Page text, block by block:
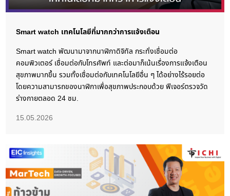
Smart watch เทคโนโลยีที่มากกว่าการแจ้งเตือน
Smart watch พัฒนามาจากนาฬิกาดิจิทัล กระทั่งเชื่อมต่อ
คอมพิวเตอร์ เชื่อมต่อกับโทรศัพท์ และต่อมาก็เน้นเรื่องการแจ้งเตือน
สุขภาพมากขึ้น รวมทั้งเชื่อมต่อกับเทคโนโลยีอื่น ๆ ได้อย่างไร้รอยต่อ
โดยความสามารถของนาฬิกาเพื่อสุขภาพประกอบด้วย ฟีเจอร์ตรวจวัด
ร่างกายตลอด 24 ชม.
15.05.2026